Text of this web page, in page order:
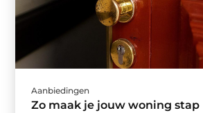
Aanbiedingen
Zo maak je jouw woning stap